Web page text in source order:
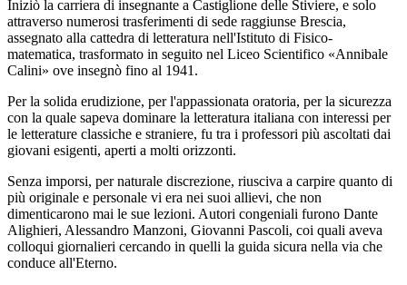
Iniziò la carriera di insegnante a Castiglione delle Stiviere, e solo
attraverso numerosi trasferimenti di sede raggiunse Brescia,
assegnato alla cattedra di letteratura nell'Istituto di Fisico-
matematica, trasformato in seguito nel Liceo Scientifico «Annibale
Calini» ove insegnò fino al 1941.
Per la solida erudizione, per l'appassionata oratoria, per la sicurezza
con la quale sapeva dominare la letteratura italiana con interessi per
le letterature classiche e straniere, fu tra i professori più ascoltati dai
giovani esigenti, aperti a molti orizzonti.
Senza imporsi, per naturale discrezione, riusciva a carpire quanto di
più originale e personale vi era nei suoi allievi, che non
dimenticarono mai le sue lezioni. Autori congeniali furono Dante
Alighieri, Alessandro Manzoni, Giovanni Pascoli, coi quali aveva
colloqui giornalieri cercando in quelli la guida sicura nella via che
conduce all'Eterno.